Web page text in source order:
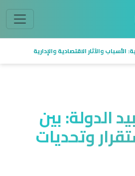
والآثار الاقتصادية والإدارية
الدولة: بين
وتحديات